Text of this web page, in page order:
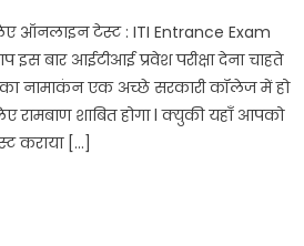
ऑनलाइन टेस्ट : ITI Entrance Exam
बार आईटीआई प्रवेश परीक्षा देना चाहते
नामाकंन एक अच्छे सरकारी कॉलेज में हो
रामबाण शाबित होगा l क्युकी यहाँ आपको
कराया […]